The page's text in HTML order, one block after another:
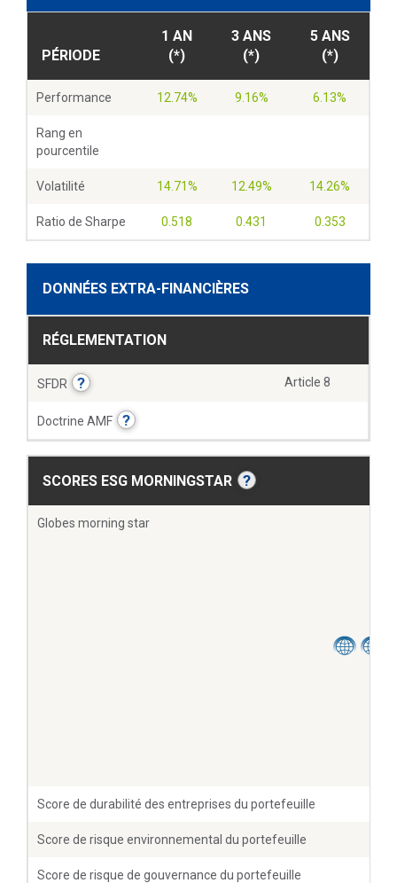
PÉRIODE
1 AN
(*)
3 ANS
(*)
5 ANS
(*)
Performance 12.74% 9.16% 6.13%
Rang en
pourcentile
Volatilité 14.71% 12.49% 14.26%
Ratio de Sharpe 0.518 0.431 0.353
DONNÉES EXTRA-FINANCIÈRES
RÉGLEMENTATION
SFDR ? Article 8
Doctrine AMF ?
SCORES ESG MORNINGSTAR ?
Globes morning star
Score de durabilité des entreprises du portefeuille
Score de risque environnemental du portefeuille
Score de risque de gouvernance du portefeuille